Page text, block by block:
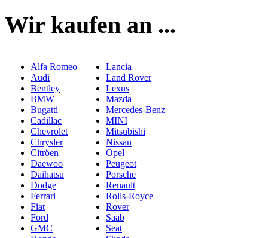
Wir kaufen an ...
Alfa Romeo
Audi
Bentley
BMW
Bugatti
Cadillac
Chevrolet
Chrysler
Citröen
Daewoo
Daihatsu
Dodge
Ferrari
Fiat
Ford
GMC
Lancia
Land Rover
Lexus
Mazda
Mercedes-Benz
MINI
Mitsubishi
Nissan
Opel
Peugeot
Porsche
Renault
Rolls-Royce
Rover
Saab
Seat